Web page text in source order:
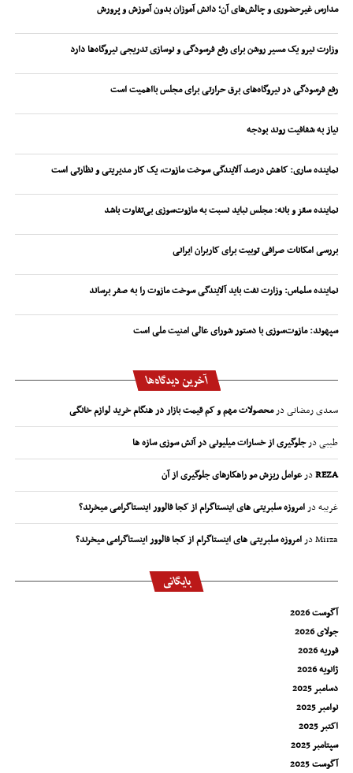
مدارس غیرحضوری و چالش‌های آن؛ دانش آموزان بدون آموزش و پرورش
وزارت نیرو یک مسیر روشن برای رفع فرسودگی و نوسازی تدریجی نیروگاه‌ها دارد
رفع فرسودگی در نیروگاه‌های برق حرارتی برای مجلس بااهمیت است
نیاز به شفافیت روند بودجه
نماینده ساری: کاهش درصد آلایندگی سوخت مازوت، یک کار مدیریتی و نظارتی است
نماینده سقز و بانه: مجلس نباید نسبت به مازوت‌سوزی بی‌تفاوت باشد
بررسی امکانات صرافی توبیت برای کاربران ایرانی
نماینده سلماس: وزارت نفت باید آلایندگی سوخت مازوت را به صفر برساند
سپهوند:‌ مازوت‌سوزی با دستور شورای عالی امنیت ملی است
آخرین دیدگاه‌ها
سعدی رمضانیدرمحصولات مهم و کم قیمت بازار در هنگام خرید لوازم خانگی
طیبیدرجلوگیری از خسارات میلیونی در آتش سوزی سازه ها
REZAدرعوامل ریزش مو راهکارهای جلوگیری از آن
غریبهدرامروزه سلبریتی های اینستاگرام از کجا فالوور اینستاگرامی میخرند؟
Mirzaدرامروزه سلبریتی های اینستاگرام از کجا فالوور اینستاگرامی میخرند؟
بایگانی
آگوست 2026
جولای 2026
فوریه 2026
ژانویه 2026
دسامبر 2025
نوامبر 2025
اکتبر 2025
سپتامبر 2025
آگوست 2025